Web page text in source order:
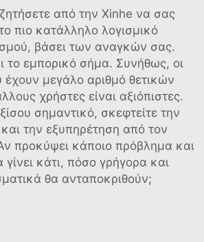
από την Xinhe να σας
πιο κατάλληλο λογισμικό
βάσει των αναγκών σας.
το εμπορικό σήμα. Συνήθως, οι
έχουν μεγάλο αριθμό θετικών
χρήστες είναι αξιόπιστες.
σημαντικό, σκεφτείτε την
την εξυπηρέτηση από τον
προκύψει κάποιο πρόβλημα και
γίνει κάτι, πόσο γρήγορα και
θα ανταποκριθούν;